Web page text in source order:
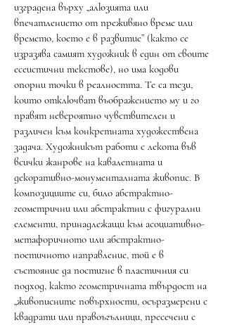
изградена върху „алюзията или
впечатлението от преживяно време или
времето, което е в развитие” (както се
изразява самият художник в един от своите
есеистични текстове), но има кодови
опорни точки в реалността. Те са тези,
които отключват въображението му и го
правят невероятно чувствителен и
различен към конкретната художествена
задача. Художникът работи с лекота във
всички жанрове на кавалетната и
декоративно-монументалната живопис. В
композициите си, било абстрактно-
геометрични или абстрактни с фигурални
елементи, принадлежащи към асоциативно-
метафоричното или абстрактно-
поетичното направление, той е в
състояние да постигне в пластичния си
подход, както геометричната твърдост на
„живописните повърхности, осъразмерени с
квадрати или правоъгълници, пресечени с